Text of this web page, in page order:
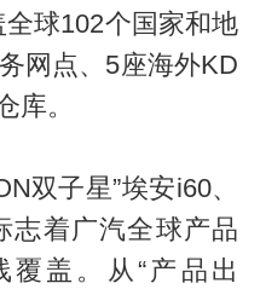
球102个国家和地
网点、5座海外KD
库。
双子星”埃安i60、
志着广汽全球产品
盖。从“产品出